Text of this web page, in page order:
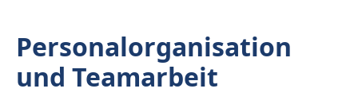
Personalorganisation
und Teamarbeit